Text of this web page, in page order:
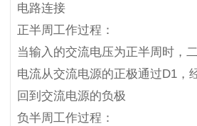
电路连接
正半周工作过程：
当输入的交流电压为正半周时，
电流从交流电源的正极通过D1，
回到交流电源的负极
负半周工作过程：